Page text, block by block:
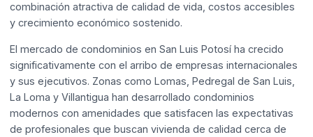
combinación atractiva de calidad de vida, costos accesibles
y crecimiento económico sostenido.
El mercado de condominios en San Luis Potosí ha crecido
significativamente con el arribo de empresas internacionales
y sus ejecutivos. Zonas como Lomas, Pedregal de San Luis,
La Loma y Villantigua han desarrollado condominios
modernos con amenidades que satisfacen las expectativas
de profesionales que buscan vivienda de calidad cerca de